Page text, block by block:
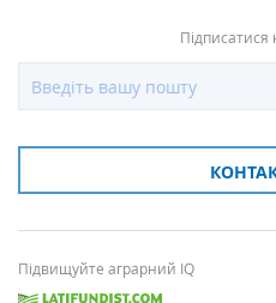
Підписатися
Підвищуйте аграрний IQ